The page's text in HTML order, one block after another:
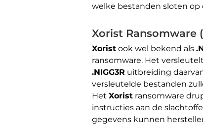
welke bestanden sloten op
Xorist Ransomware
Xorist ook wel bekend als
ransomware. Het
.NIGG3R uitbreiding
versleutelde bestanden
Het Xorist ransomware
instructies aan de
gegevens kunnen